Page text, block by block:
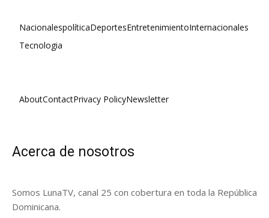
NacionalespolíticaDeportesEntretenimientoInternacionales
Tecnologia
AboutContactPrivacy PolicyNewsletter
Acerca de nosotros
Somos LunaTV, canal 25 con cobertura en toda la República
Dominicana.